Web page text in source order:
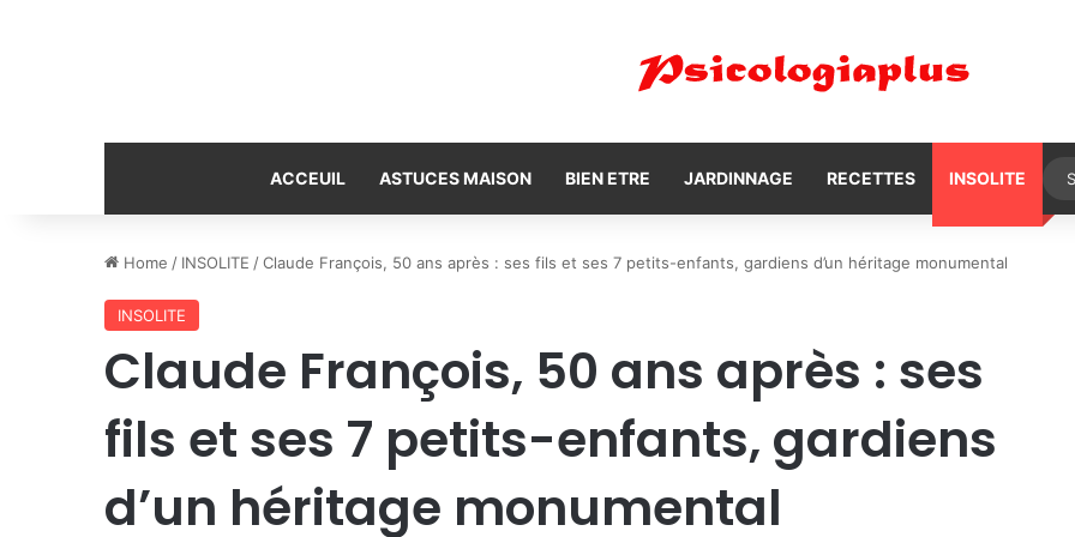
ACCEUIL ASTUCES MAISON BIEN ETRE JARDINNAGE RECETTES INSOLITE
Home / INSOLITE /Claude François, 50 ans après : ses fils et ses 7 petits-enfants, gardiens d’un héritage monumental
INSOLITE
Claude François, 50 ans après : ses
fils et ses 7 petits-enfants, gardiens
d’un héritage monumental